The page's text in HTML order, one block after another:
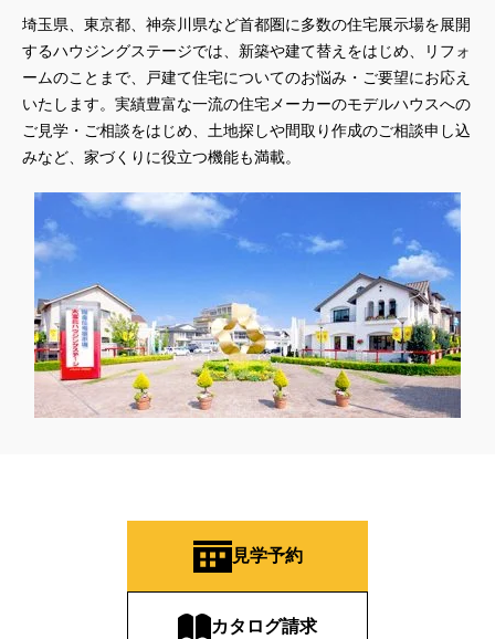
埼玉県、東京都、神奈川県など首都圏に多数の住宅展示場を展開
するハウジングステージでは、新築や建て替えをはじめ、リフォ
ームのことまで、戸建て住宅についてのお悩み・ご要望にお応え
いたします。実績豊富な一流の住宅メーカーのモデルハウスへの
ご見学・ご相談をはじめ、土地探しや間取り作成のご相談申し込
みなど、家づくりに役立つ機能も満載。
見学予約
カタログ請求